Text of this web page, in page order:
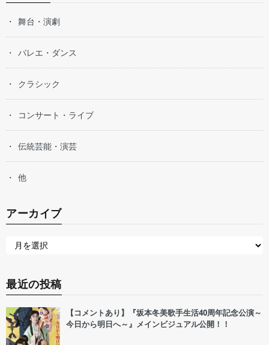
舞台・演劇
バレエ・ダンス
クラシック
コンサート・ライブ
伝統芸能・演芸
他
アーカイブ
最近の投稿
【コメントあり】『坂本冬美歌手生活40周年記念公演～
今日から明日へ～』メインビジュアル公開！！